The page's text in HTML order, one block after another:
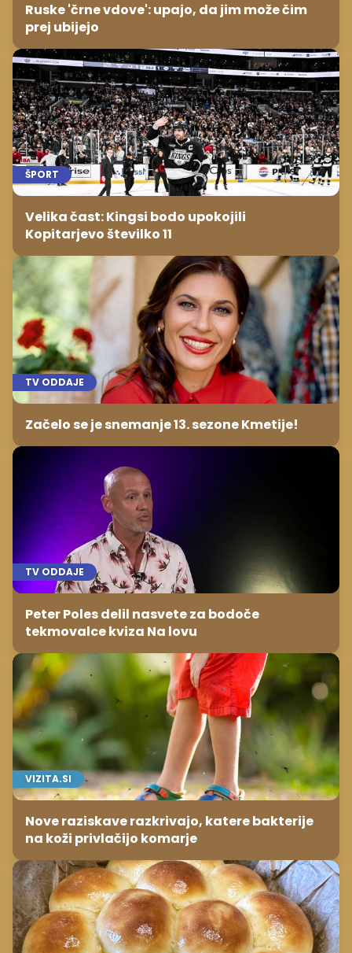
Ruske 'črne vdove': upajo, da jim može čim
prej ubijejo
ŠPORT
Velika čast: Kingsi bodo upokojili
Kopitarjevo številko 11
TV ODDAJE
Začelo se je snemanje 13. sezone Kmetije!
TV ODDAJE
Peter Poles delil nasvete za bodoče
tekmovalce kviza Na lovu
VIZITA.SI
Nove raziskave razkrivajo, katere bakterije
na koži privlačijo komarje